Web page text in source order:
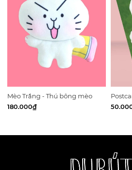
Mèo Trắng - Thú bông mèo
trắng bút chì
180.000₫